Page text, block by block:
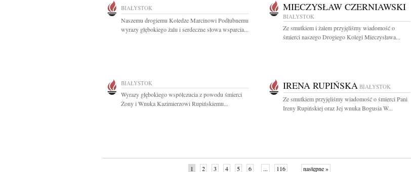
BIAŁYSTOK
Naszemu drogiemu Koledze Marcinowi Podłubnemu
wyrazy głębokiego żalu i serdeczne słowa wsparcia...
MIECZYSŁAW CZERNIAWSKI
BIAŁYSTOK
Ze smutkiem i żalem przyjęliśmy wiadomość o
śmierci naszego Drogiego Kolegi Mieczysława...
BIAŁYSTOK
Wyrazy głębokiego współczucia z powodu śmierci
Żony i Wnuka Kazimierzowi Rupińskiemu...
IRENA RUPIŃSKA BIAŁYSTOK
Ze smutkiem przyjęliśmy wiadomość o śmierci Pani
Ireny Rupińskiej oraz Jej wnuka Bogusia W...
1 2 3 4 5 6 ... 116 następne »